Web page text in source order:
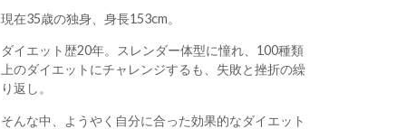
現在35歳の独身、身長153cm。
ダイエット歴20年。スレンダー体型に憧れ、100種類
上のダイエットにチャレンジするも、失敗と挫折の繰
り返し。
そんな中、ようやく自分に合った効果的なダイエット